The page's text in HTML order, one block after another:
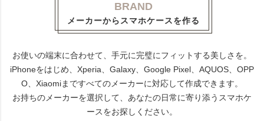
BRAND
メーカーからスマホケースを作る
お使いの端末に合わせて、手元に完璧にフィットする美しさを。
iPhoneをはじめ、Xperia、Galaxy、Google Pixel、AQUOS、OPP
O、Xiaomiまですべてのメーカーに対応して作成できます。
お持ちのメーカーを選択して、あなたの日常に寄り添うスマホケ
ースをお探しください。